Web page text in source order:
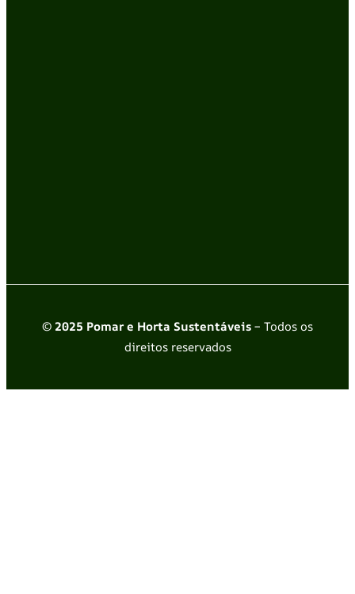
© 2025 Pomar e Horta Sustentáveis– Todos os
direitos reservados